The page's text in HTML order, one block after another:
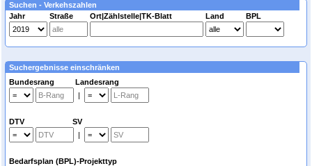
Suchen - Verkehszahlen
Jahr
Straße Ort|Zählstelle|TK-Blatt Land BPL
Suchergebnisse einschränken
Bundesrang Landesrang
|
DTV SV
|
Bedarfsplan (BPL)-Projekttyp